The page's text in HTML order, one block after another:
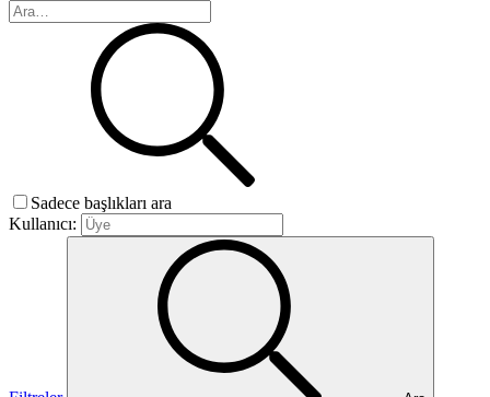
Sadece başlıkları ara
Kullanıcı: